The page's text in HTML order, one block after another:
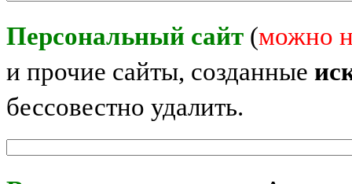
Персональный сайт (можно
и прочие сайты, созданные
бессовестно удалить.